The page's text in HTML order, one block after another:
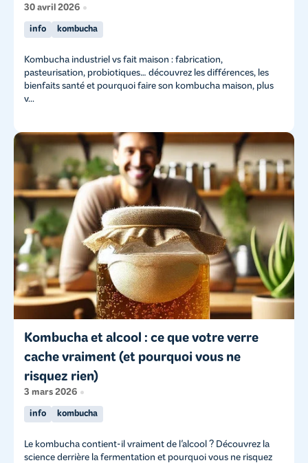
30 avril 2026
info kombucha
Kombucha industriel vs fait maison : fabrication,
pasteurisation, probiotiques… découvrez les différences, les
bienfaits santé et pourquoi faire son kombucha maison, plus
v...
Kombucha et alcool : ce que votre verre
cache vraiment (et pourquoi vous ne
risquez rien)
3 mars 2026
info kombucha
Le kombucha contient-il vraiment de l'alcool ? Découvrez la
science derrière la fermentation et pourquoi vous ne risquez